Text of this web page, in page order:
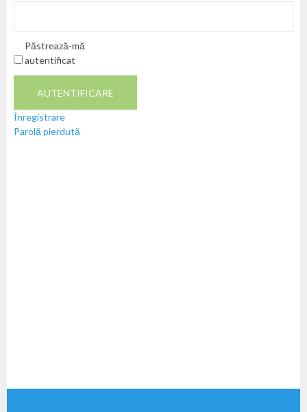
Păstrează-mă
autentificat
AUTENTIFICARE
Înregistrare
Parolă pierdută